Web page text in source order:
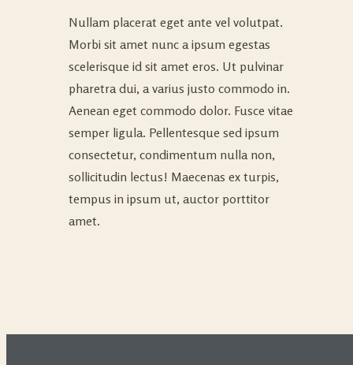
Nullam placerat eget ante vel volutpat.
Morbi sit amet nunc a ipsum egestas
scelerisque id sit amet eros. Ut pulvinar
pharetra dui, a varius justo commodo in.
Aenean eget commodo dolor. Fusce vitae
semper ligula. Pellentesque sed ipsum
consectetur, condimentum nulla non,
sollicitudin lectus! Maecenas ex turpis,
tempus in ipsum ut, auctor porttitor
amet.